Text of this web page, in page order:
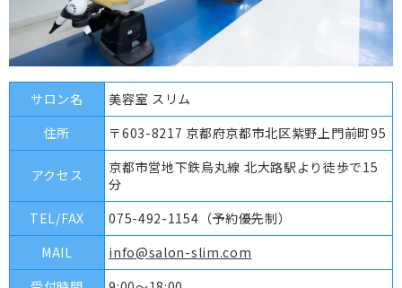
サロン名
美容室 スリム
住所
〒603-8217 京都府京都市北区紫野上門前町95
アクセス
京都市営地下鉄烏丸線 北大路駅より徒歩で15
分
TEL/FAX
075-492-1154 （予約優先制）
MAIL
info@salon-slim.com